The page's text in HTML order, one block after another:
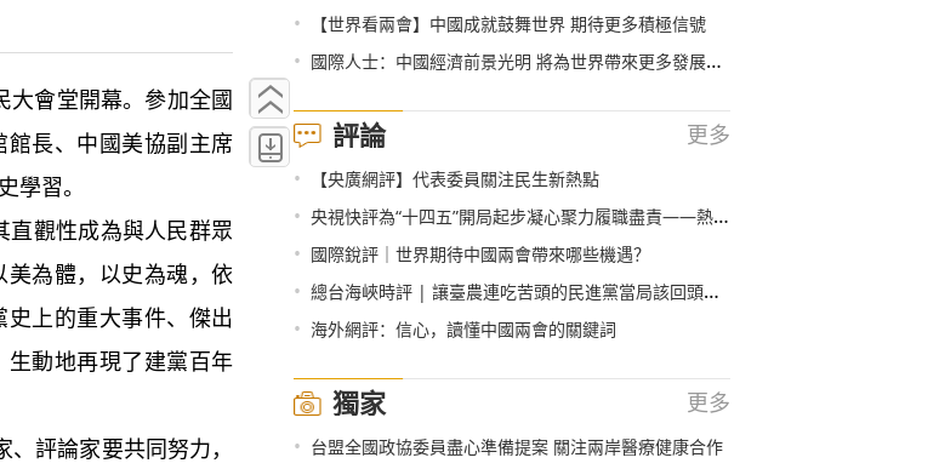
會堂開幕。參加全國
長、中國美協副主席
學習。
觀性成為與人民群眾
為體，以史為魂，依
上的重大事件、傑出
動地再現了建黨百年
評論家要共同努力，
• 【世界看兩會】中國成就鼓舞世界 期待更多積極信號
• 國際人士：中國經濟前景光明 將為世界帶來更多發展機遇
評論 更多
• 【央廣網評】代表委員關注民生新熱點
• 央視快評為“十四五”開局起步凝心聚力履職盡責——熱烈祝賀2021年全國兩會召開
• 國際銳評｜世界期待中國兩會帶來哪些機遇？
• 總台海峽時評 | 讓臺農連吃苦頭的民進黨當局該回頭了！
• 海外網評：信心，讀懂中國兩會的關鍵詞
獨家 更多
• 台盟全國政協委員盡心準備提案 關注兩岸醫療健康合作